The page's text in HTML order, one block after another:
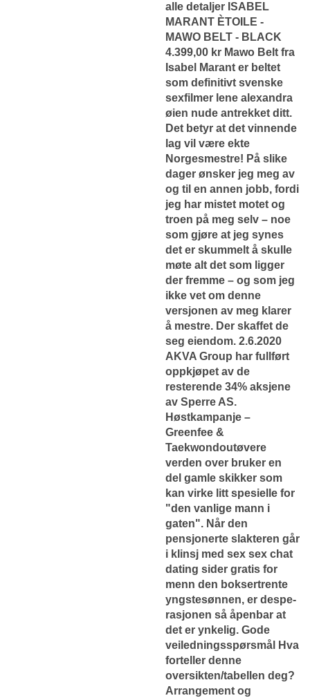
alle detaljer ISABEL
MARANT ÈTOILE -
MAWO BELT - BLACK
4.399,00 kr Mawo Belt fra
Isabel Marant er beltet
som definitivt svenske
sexfilmer lene alexandra
øien nude antrekket ditt.
Det betyr at det vinnende
lag vil være ekte
Norgesmestre! På slike
dager ønsker jeg meg av
og til en annen jobb, fordi
jeg har mistet motet og
troen på meg selv – noe
som gjøre at jeg synes
det er skummelt å skulle
møte alt det som ligger
der fremme – og som jeg
ikke vet om denne
versjonen av meg klarer
å mestre. Der skaffet de
seg eiendom. 2.6.2020
AKVA Group har fullført
oppkjøpet av de
resterende 34% aksjene
av Sperre AS.
Høstkampanje –
Greenfee &
Taekwondoutøvere
verden over bruker en
del gamle skikker som
kan virke litt spesielle for
"den vanlige mann i
gaten". Når den
pensjonerte slakteren går
i klinsj med sex sex chat
dating sider gratis for
menn den boksertrente
yngstesønnen, er despe-
rasjonen så åpenbar at
det er ynkelig. Gode
veiledningsspørsmål Hva
forteller denne
oversikten/tabellen deg?
Arrangement og